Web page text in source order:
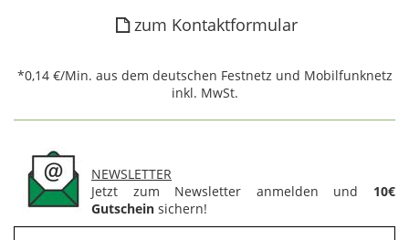
zum Kontaktformular
*0,14 €/Min. aus dem deutschen Festnetz und Mobilfunknetz
inkl. MwSt.
NEWSLETTER
Jetzt zum Newsletter anmelden und 10€
Gutschein sichern!